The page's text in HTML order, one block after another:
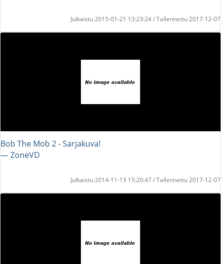
Julkaistu 2015-01-21 13:23:24 / Tallennettu 2017-12-07
Bob The Mob 2 - Sarjakuva!
― ZoneVD
Julkaistu 2014-11-13 15:20:47 / Tallennettu 2017-12-07